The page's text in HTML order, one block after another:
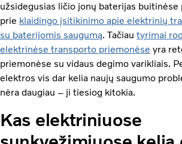
užsidegusias ličio jonų baterijas
prie klaidingo įsitikinimo apie elektrinių
su baterijomis saugumą. Tačiau tyrimai
elektrinėse transporto priemonėse yra
priemonėse su vidaus degimo varikliais.
elektros vis dar kelia naujų saugumo
nėra daugiau – ji tiesiog kitokia.
Kas elektriniuose